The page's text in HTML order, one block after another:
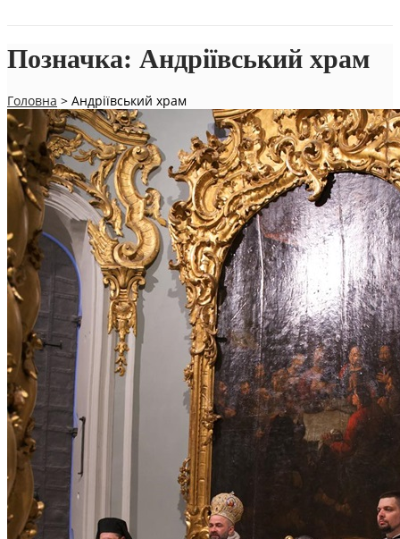
Позначка: Андріївський храм
Головна > Андріївський храм